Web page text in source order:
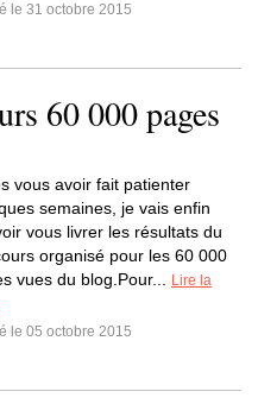
le 31 octobre 2015
60 000 pages
vous avoir fait patienter
semaines, je vais enfin
vous livrer les résultats du
organisé pour les 60 000
vues du blog.Pour...
Lire la
le 05 octobre 2015